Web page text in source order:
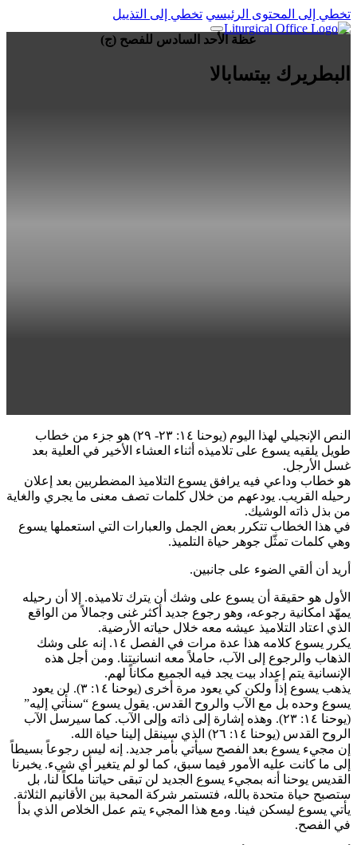
تخطي إلى المحتوى الرئيسي تخطي إلى التذييل
عظة الأحد السادس للفصح (ج)
البطريرك بيتسابالا
النص الإنجيلي لهذا اليوم (يوحنا ١٤: ٢٣- ٢٩) هو جزء من خطاب
طويل يلقيه يسوع على تلاميذه أثناء العشاء الأخير في العلية بعد
غسل الأرجل.
هو خطاب وداعي فيه يرافق يسوع التلاميذ المضطربين بعد إعلان
رحيله القريب. يودعهم من خلال كلمات تصف معنى ما يجري والغاية
من بذل ذاته الوشيك.
في هذا الخطاب تتكرر بعض الجمل والعبارات التي استعملها يسوع
وهي كلمات تمثّل جوهر حياة التلميذ.
أريد أن ألقي الضوء على جانبين.
الأول هو حقيقة أن يسوع على وشك أن يترك تلاميذه. إلا أن رحيله
يمهّد امكانية رجوعه، وهو رجوع جديد أكثر غنى وجمالاً من الواقع
الذي اعتاد التلاميذ عيشه معه خلال حياته الأرضية.
يكرر يسوع كلامه هذا عدة مرات في الفصل ١٤. إنه على وشك
الذهاب والرجوع إلى الآب، حاملاً معه انسانيتنا. ومن أجل هذه
الإنسانية يتم إعداد بيت يجد فيه الجميع مكاناً لهم.
يذهب يسوع إذاً ولكن كي يعود مرة أخرى (يوحنا ١٤: ٣). لن يعود
يسوع وحده بل مع الآب والروح القدس. يقول يسوع “سنأتي إليه”
(يوحنا ١٤: ٢٣). وهذه إشارة إلى ذاته وإلى الآب. كما سيرسل الآب
الروح القدس (يوحنا ١٤: ٢٦) الذي سينقل إلينا حياة الله.
إن مجيء يسوع بعد الفصح سيأتي بأمر جديد. إنه ليس رجوعاً بسيطاً
إلى ما كانت عليه الأمور فيما سبق، كما لو لم يتغير أي شيء. يخبرنا
القديس يوحنا أنه بمجيء يسوع الجديد لن تبقى حياتنا ملكاً لنا، بل
ستصبح حياة متحدة بالله، فتستمر شركة المحبة بين الأقانيم الثلاثة.
يأتي يسوع ليسكن فينا. ومع هذا المجيء يتم عمل الخلاص الذي بدأ
في الفصح.